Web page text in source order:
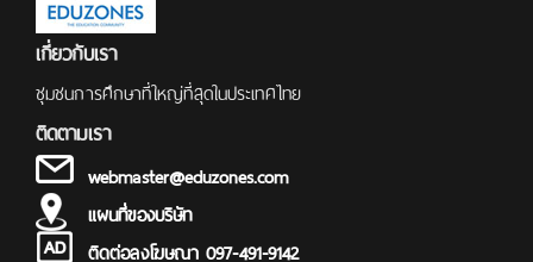
เกี่ยวกับเรา
ชุมชนการศึกษาที่ใหญ่ที่สุดในประเทศไทย
ติดตามเรา
webmaster@eduzones.com
แผนที่ของบริษัท
ติดต่อลงโฆษณา 097-491-9142